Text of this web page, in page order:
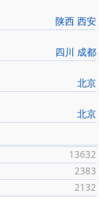
陕西 西安
四川 成都
北京
北京
13632
2383
2132